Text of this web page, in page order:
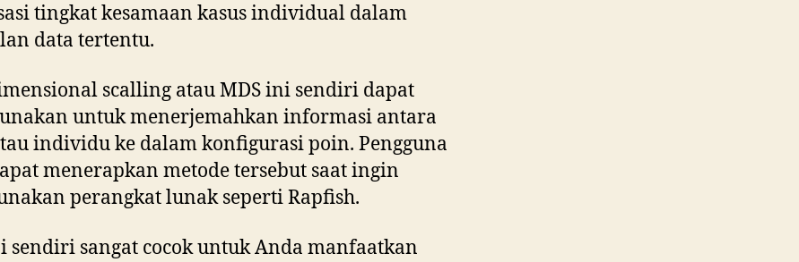
tingkat kesamaan kasus individual dalam
data tertentu.
scalling atau MDS ini sendiri dapat
untuk menerjemahkan informasi antara
individu ke dalam konfigurasi poin. Pengguna
menerapkan metode tersebut saat ingin
perangkat lunak seperti Rapfish.
sendiri sangat cocok untuk Anda manfaatkan